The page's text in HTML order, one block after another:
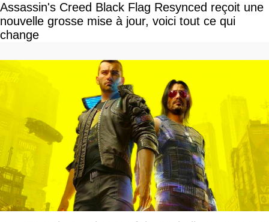
Assassin's Creed Black Flag Resynced reçoit une
nouvelle grosse mise à jour, voici tout ce qui
change